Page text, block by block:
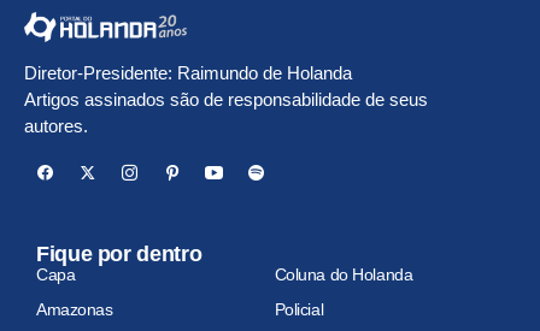
Diretor-Presidente: Raimundo de Holanda
Artigos assinados são de responsabilidade de seus
autores.
Fique por dentro
Capa
Coluna do Holanda
Amazonas
Policial